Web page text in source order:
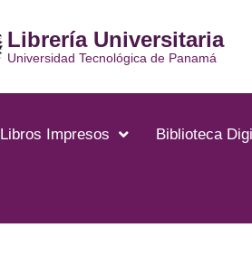
Librería Universitaria
Universidad Tecnológica de Panamá
Libros Impresos Biblioteca